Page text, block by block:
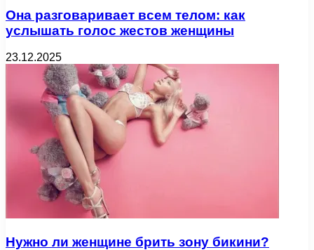
Она разговаривает всем телом: как
услышать голос жестов женщины
23.12.2025
Нужно ли женщине брить зону бикини?